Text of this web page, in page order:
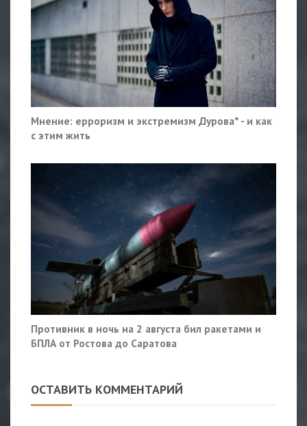
Мнение: ерроризм и экстремизм Дурова* - и как
с этим жить
Противник в ночь на 2 августа бил ракетами и
БПЛА от Ростова до Саратова
ОСТАВИТЬ КОММЕНТАРИЙ